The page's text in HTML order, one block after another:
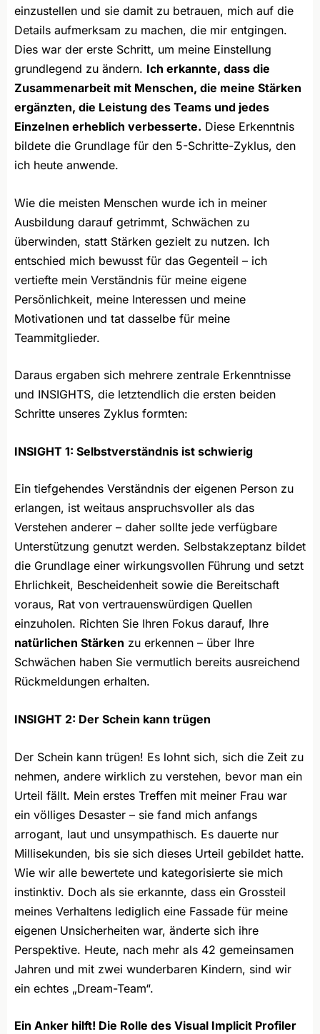
einzustellen und sie damit zu betrauen, mich auf die
Details aufmerksam zu machen, die mir entgingen.
Dies war der erste Schritt, um meine Einstellung
grundlegend zu ändern. Ich erkannte, dass die
Zusammenarbeit mit Menschen, die meine Stärken
ergänzten, die Leistung des Teams und jedes
Einzelnen erheblich verbesserte. Diese Erkenntnis
bildete die Grundlage für den 5-Schritte-Zyklus, den
ich heute anwende.
Wie die meisten Menschen wurde ich in meiner
Ausbildung darauf getrimmt, Schwächen zu
überwinden, statt Stärken gezielt zu nutzen. Ich
entschied mich bewusst für das Gegenteil – ich
vertiefte mein Verständnis für meine eigene
Persönlichkeit, meine Interessen und meine
Motivationen und tat dasselbe für meine
Teammitglieder.
Daraus ergaben sich mehrere zentrale Erkenntnisse
und INSIGHTS, die letztendlich die ersten beiden
Schritte unseres Zyklus formten:
INSIGHT 1: Selbstverständnis ist schwierig
Ein tiefgehendes Verständnis der eigenen Person zu
erlangen, ist weitaus anspruchsvoller als das
Verstehen anderer – daher sollte jede verfügbare
Unterstützung genutzt werden. Selbstakzeptanz bildet
die Grundlage einer wirkungsvollen Führung und setzt
Ehrlichkeit, Bescheidenheit sowie die Bereitschaft
voraus, Rat von vertrauenswürdigen Quellen
einzuholen. Richten Sie Ihren Fokus darauf, Ihre
natürlichen Stärken zu erkennen – über Ihre
Schwächen haben Sie vermutlich bereits ausreichend
Rückmeldungen erhalten.
INSIGHT 2: Der Schein kann trügen
Der Schein kann trügen! Es lohnt sich, sich die Zeit zu
nehmen, andere wirklich zu verstehen, bevor man ein
Urteil fällt. Mein erstes Treffen mit meiner Frau war
ein völliges Desaster – sie fand mich anfangs
arrogant, laut und unsympathisch. Es dauerte nur
Millisekunden, bis sie sich dieses Urteil gebildet hatte.
Wie wir alle bewertete und kategorisierte sie mich
instinktiv. Doch als sie erkannte, dass ein Grossteil
meines Verhaltens lediglich eine Fassade für meine
eigenen Unsicherheiten war, änderte sich ihre
Perspektive. Heute, nach mehr als 42 gemeinsamen
Jahren und mit zwei wunderbaren Kindern, sind wir
ein echtes „Dream-Team“.
Ein Anker hilft! Die Rolle des Visual Implicit Profiler